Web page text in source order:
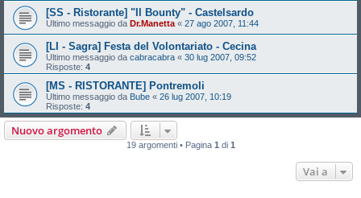
[SS - Ristorante] "Il Bounty" - Castelsardo
Ultimo messaggio da Dr.Manetta « 27 ago 2007, 11:44
[LI - Sagra] Festa del Volontariato - Cecina
Ultimo messaggio da cabracabra « 30 lug 2007, 09:52
Risposte: 4
[MS - RISTORANTE] Pontremoli
Ultimo messaggio da Bube « 26 lug 2007, 10:19
Risposte: 4
Nuovo argomento
19 argomenti • Pagina 1 di 1
Vai a